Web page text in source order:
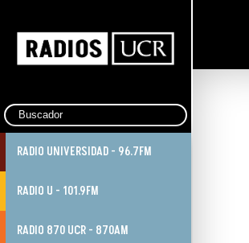
RADIO UNIVERSIDAD - 96.7FM
RADIO U - 101.9FM
RADIO 870 UCR - 870AM